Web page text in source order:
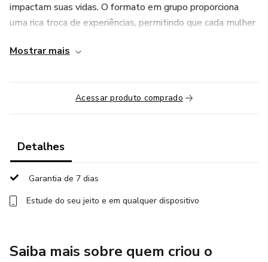
impactam suas vidas. O formato em grupo proporciona
uma rica troca de experiências, permitindo que cada mulher
também das perspectivas e insights de suas colegas.
Ao longo do processo, as participantes desenvolvem uma
compreensão mais profunda de si mesmas, de seus
sistemas familiares e profissionais, e aprendem
Esta mentoria é ideal para mulheres que buscam clareza
em seus objetivos, desejam superar obstáculos pessoais
realizada. O programa oferece um espaço seguro e
plenamente seu potencial e liderarem suas vidas com mais
Mostrar mais
Acessar produto comprado
Detalhes
Garantia de 7 dias
Estude do seu jeito e em qualquer dispositivo
Saiba mais sobre quem criou o